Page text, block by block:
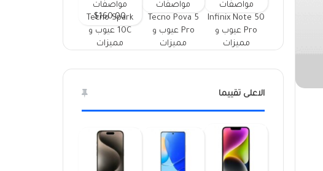
مواصفات
Infinix Note 50
Pro عيوب و
مميزات
مواصفات
Tecno Pova 5
Pro عيوب و
مميزات
مواصفات
Tecno Spark
10C عيوب و
مميزات
$160.00
الاعلى تقييما